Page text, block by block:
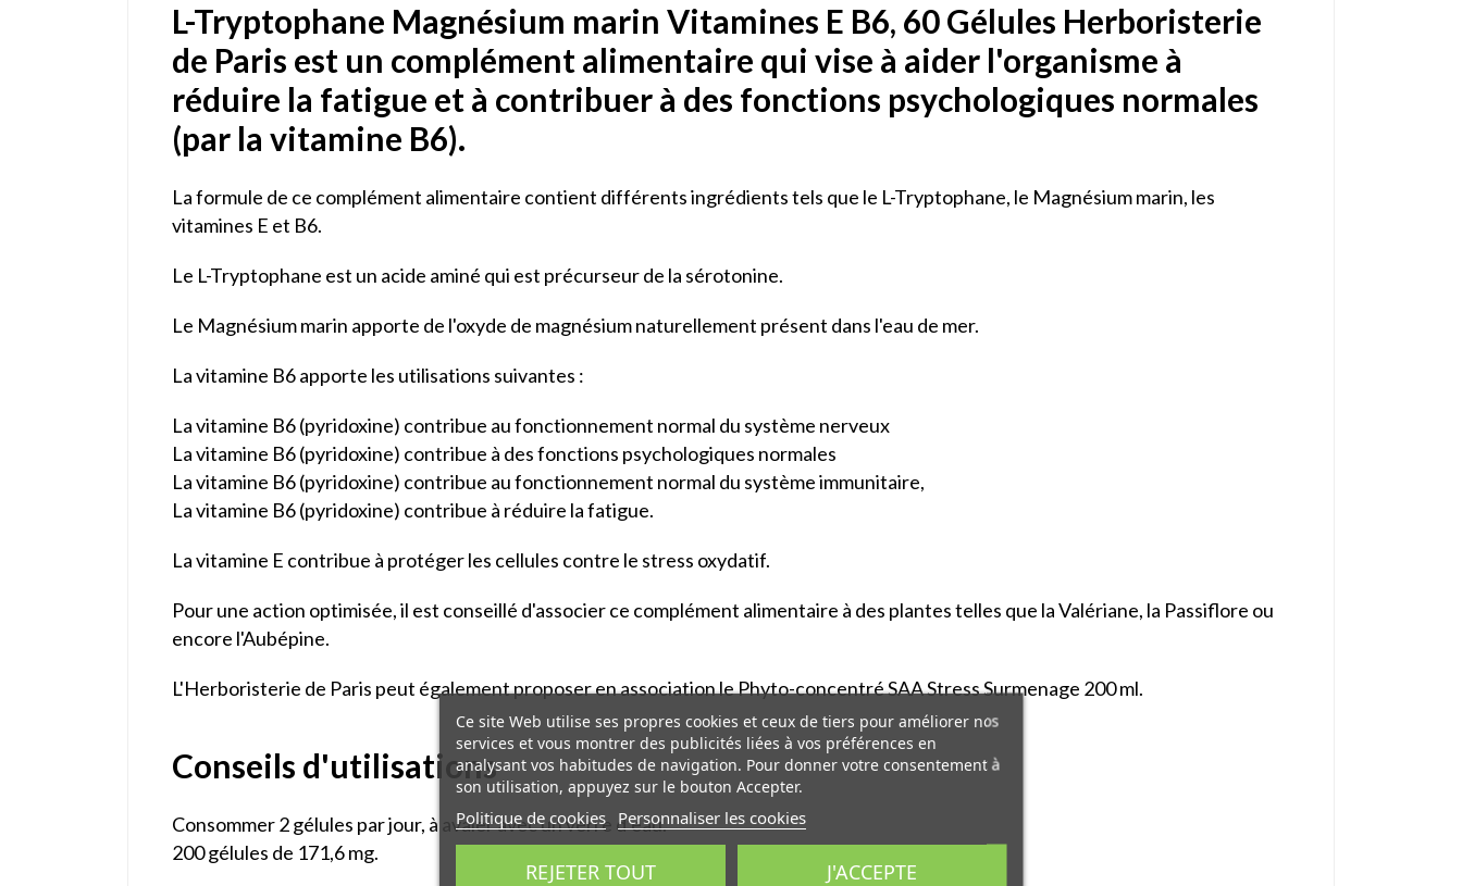
L-Tryptophane Magnésium marin Vitamines E B6, 60 Gélules Herboristerie
de Paris est un complément alimentaire qui vise à aider l'organisme à
réduire la fatigue et à contribuer à des fonctions psychologiques normales
(par la vitamine B6).
La formule de ce complément alimentaire contient différents ingrédients tels que le L-Tryptophane, le Magnésium marin, les
vitamines E et B6.
Le L-Tryptophane est un acide aminé qui est précurseur de la sérotonine.
Le Magnésium marin apporte de l'oxyde de magnésium naturellement présent dans l'eau de mer.
La vitamine B6 apporte les utilisations suivantes :
La vitamine B6 (pyridoxine) contribue au fonctionnement normal du système nerveux
La vitamine B6 (pyridoxine) contribue à des fonctions psychologiques normales
La vitamine B6 (pyridoxine) contribue au fonctionnement normal du système immunitaire,
La vitamine B6 (pyridoxine) contribue à réduire la fatigue.
La vitamine E contribue à protéger les cellules contre le stress oxydatif.
Pour une action optimisée, il est conseillé d'associer ce complément alimentaire à des plantes telles que la Valériane, la Passiflore ou
encore l'Aubépine.
L'Herboristerie de Paris peut également proposer en association le Phyto-concentré SAA Stress Surmenage 200 ml.
Conseils d'utilisations
Consommer 2 gélules par jour, à avaler avec un verre d’eau.
200 gélules de 171,6 mg.
Ce site Web utilise ses propres cookies et ceux de tiers pour améliorer nos
services et vous montrer des publicités liées à vos préférences en
analysant vos habitudes de navigation. Pour donner votre consentement à
son utilisation, appuyez sur le bouton Accepter.
Politique de cookies Personnaliser les cookies
REJETER TOUT J'ACCEPTE